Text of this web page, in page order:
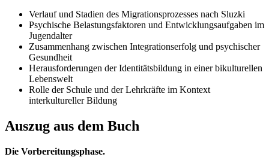
Verlauf und Stadien des Migrationsprozesses nach Sluzki
Psychische Belastungsfaktoren und Entwicklungsaufgaben im
Jugendalter
Zusammenhang zwischen Integrationserfolg und psychischer
Gesundheit
Herausforderungen der Identitätsbildung in einer bikulturellen
Lebenswelt
Rolle der Schule und der Lehrkräfte im Kontext
interkultureller Bildung
Auszug aus dem Buch
Die Vorbereitungsphase.